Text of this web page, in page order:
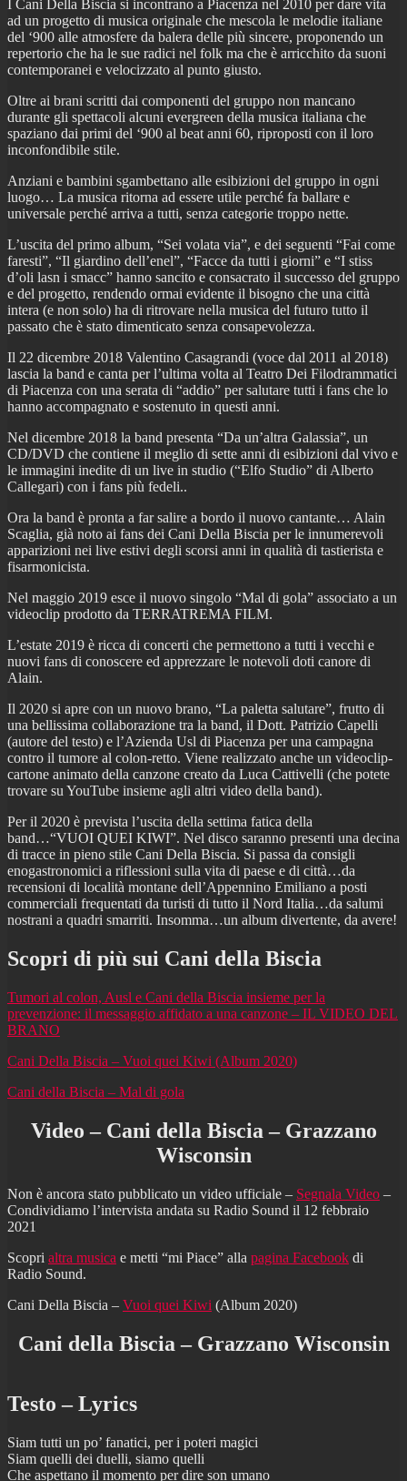
I Cani Della Biscia si incontrano a Piacenza nel 2010 per dare vita
ad un progetto di musica originale che mescola le melodie italiane
del ‘900 alle atmosfere da balera delle più sincere, proponendo un
repertorio che ha le sue radici nel folk ma che è arricchito da suoni
contemporanei e velocizzato al punto giusto.
Oltre ai brani scritti dai componenti del gruppo non mancano
durante gli spettacoli alcuni evergreen della musica italiana che
spaziano dai primi del ‘900 al beat anni 60, riproposti con il loro
inconfondibile stile.
Anziani e bambini sgambettano alle esibizioni del gruppo in ogni
luogo… La musica ritorna ad essere utile perché fa ballare e
universale perché arriva a tutti, senza categorie troppo nette.
L’uscita del primo album, “Sei volata via”, e dei seguenti “Fai come
faresti”, “Il giardino dell’enel”, “Facce da tutti i giorni” e “I stiss
d’oli lasn i smacc” hanno sancito e consacrato il successo del gruppo
e del progetto, rendendo ormai evidente il bisogno che una città
intera (e non solo) ha di ritrovare nella musica del futuro tutto il
passato che è stato dimenticato senza consapevolezza.
Il 22 dicembre 2018 Valentino Casagrandi (voce dal 2011 al 2018)
lascia la band e canta per l’ultima volta al Teatro Dei Filodrammatici
di Piacenza con una serata di “addio” per salutare tutti i fans che lo
hanno accompagnato e sostenuto in questi anni.
Nel dicembre 2018 la band presenta “Da un’altra Galassia”, un
CD/DVD che contiene il meglio di sette anni di esibizioni dal vivo e
le immagini inedite di un live in studio (“Elfo Studio” di Alberto
Callegari) con i fans più fedeli..
Ora la band è pronta a far salire a bordo il nuovo cantante… Alain
Scaglia, già noto ai fans dei Cani Della Biscia per le innumerevoli
apparizioni nei live estivi degli scorsi anni in qualità di tastierista e
fisarmonicista.
Nel maggio 2019 esce il nuovo singolo “Mal di gola” associato a un
videoclip prodotto da TERRATREMA FILM.
L’estate 2019 è ricca di concerti che permettono a tutti i vecchi e
nuovi fans di conoscere ed apprezzare le notevoli doti canore di
Alain.
Il 2020 si apre con un nuovo brano, “La paletta salutare”, frutto di
una bellissima collaborazione tra la band, il Dott. Patrizio Capelli
(autore del testo) e l’Azienda Usl di Piacenza per una campagna
contro il tumore al colon-retto. Viene realizzato anche un videoclip-
cartone animato della canzone creato da Luca Cattivelli (che potete
trovare su YouTube insieme agli altri video della band).
Per il 2020 è prevista l’uscita della settima fatica della
band…“VUOI QUEI KIWI”. Nel disco saranno presenti una decina
di tracce in pieno stile Cani Della Biscia. Si passa da consigli
enogastronomici a riflessioni sulla vita di paese e di città…da
recensioni di località montane dell’Appennino Emiliano a posti
commerciali frequentati da turisti di tutto il Nord Italia…da salumi
nostrani a quadri smarriti. Insomma…un album divertente, da avere!
Scopri di più sui Cani della Biscia
Tumori al colon, Ausl e Cani della Biscia insieme per la
prevenzione: il messaggio affidato a una canzone – IL VIDEO DEL
BRANO
Cani Della Biscia – Vuoi quei Kiwi (Album 2020)
Cani della Biscia – Mal di gola
Video – Cani della Biscia – Grazzano
Wisconsin
Non è ancora stato pubblicato un video ufficiale – Segnala Video –
Condividiamo l’intervista andata su Radio Sound il 12 febbraio
2021
Scopri altra musica e metti “mi Piace” alla pagina Facebook di
Radio Sound.
Cani Della Biscia – Vuoi quei Kiwi (Album 2020)
Cani della Biscia – Grazzano Wisconsin
Testo – Lyrics
Siam tutti un po’ fanatici, per i poteri magici
Siam quelli dei duelli, siamo quelli
Che aspettano il momento per dire son umano